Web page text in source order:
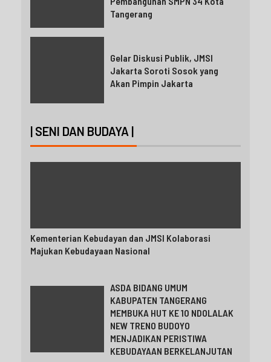
Tangerang
Gelar Diskusi Publik, JMSI
Jakarta Soroti Sosok yang
Akan Pimpin Jakarta
| SENI DAN BUDAYA |
Kementerian Kebudayan dan JMSI Kolaborasi
Majukan Kebudayaan Nasional
ASDA BIDANG UMUM
KABUPATEN TANGERANG
MEMBUKA HUT KE 10 NDOLALAK
NEW TRENO BUDOYO
MENJADIKAN PERISTIWA
KEBUDAYAAN BERKELANJUTAN